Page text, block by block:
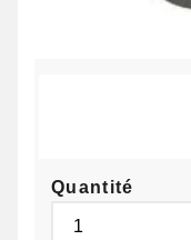
Quantité